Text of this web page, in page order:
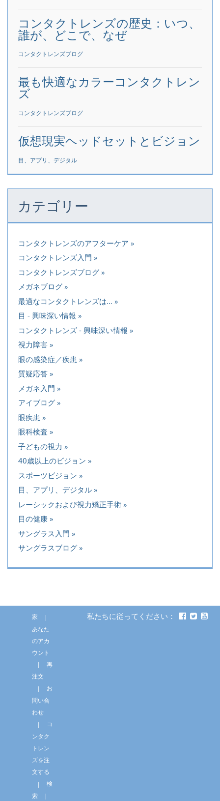
コンタクトレンズの歴史：いつ、
誰が、どこで、なぜ
コンタクトレンズブログ
最も快適なカラーコンタクトレン
ズ
コンタクトレンズブログ
仮想現実ヘッドセットとビジョン
目、アプリ、デジタル
カテゴリー
コンタクトレンズのアフターケア
コンタクトレンズ入門
コンタクトレンズブログ
メガネブログ
最適なコンタクトレンズは…
目 - 興味深い情報
コンタクトレンズ - 興味深い情報
視力障害
眼の感染症／疾患
質疑応答
メガネ入門
アイブログ
眼疾患
眼科検査
子どもの視力
40歳以上のビジョン
スポーツビジョン
目、アプリ、デジタル
レーシックおよび視力矯正手術
目の健康
サングラス入門
サングラスブログ
家
あなた
のアカ
ウント
再
注文
お
問い合
わせ
コ
ンタク
トレン
ズを注
文する
検
索
私たちに従ってください：